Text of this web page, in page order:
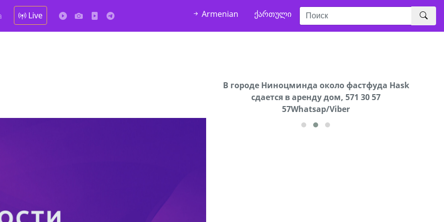
Live Armenian ქართული
В городе Ниноцминда около фастфуда Hask
cдается в аренду дом, 571 30 57
57Whatsap/Viber
Продается машина марки Prado,571 30 57
57Whatsap/Viber